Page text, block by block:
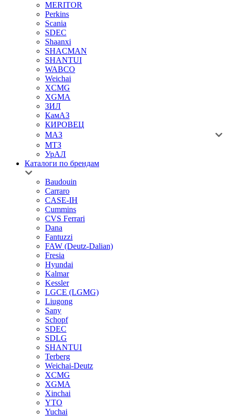
MERITOR
Perkins
Scania
SDEC
Shaanxi
SHACMAN
SHANTUI
WABCO
Weichai
XCMG
XGMA
ЗИЛ
КамАЗ
КИРОВЕЦ
МАЗ
МТЗ
УрАЛ
Каталоги по брендам
Baudouin
Carraro
CASE-IH
Cummins
CVS Ferrari
Dana
Fantuzzi
FAW (Deutz-Dalian)
Fresia
Hyundai
Kalmar
Kessler
LGCE (LGMG)
Liugong
Sany
Schopf
SDEC
SDLG
SHANTUI
Terberg
Weichai-Deutz
XCMG
XGMA
Xinchai
YTO
Yuchai